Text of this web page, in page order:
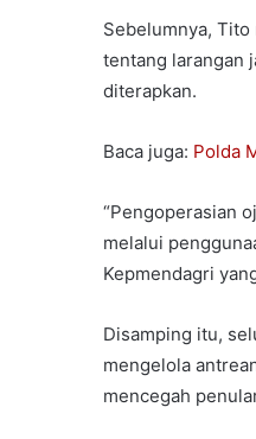
Sebelumnya,
tentang larangan
diterapkan.
Baca juga: Polda
“Pengoperasian
melalui
Kepmendagri
Disamping itu,
mengelola
mencegah